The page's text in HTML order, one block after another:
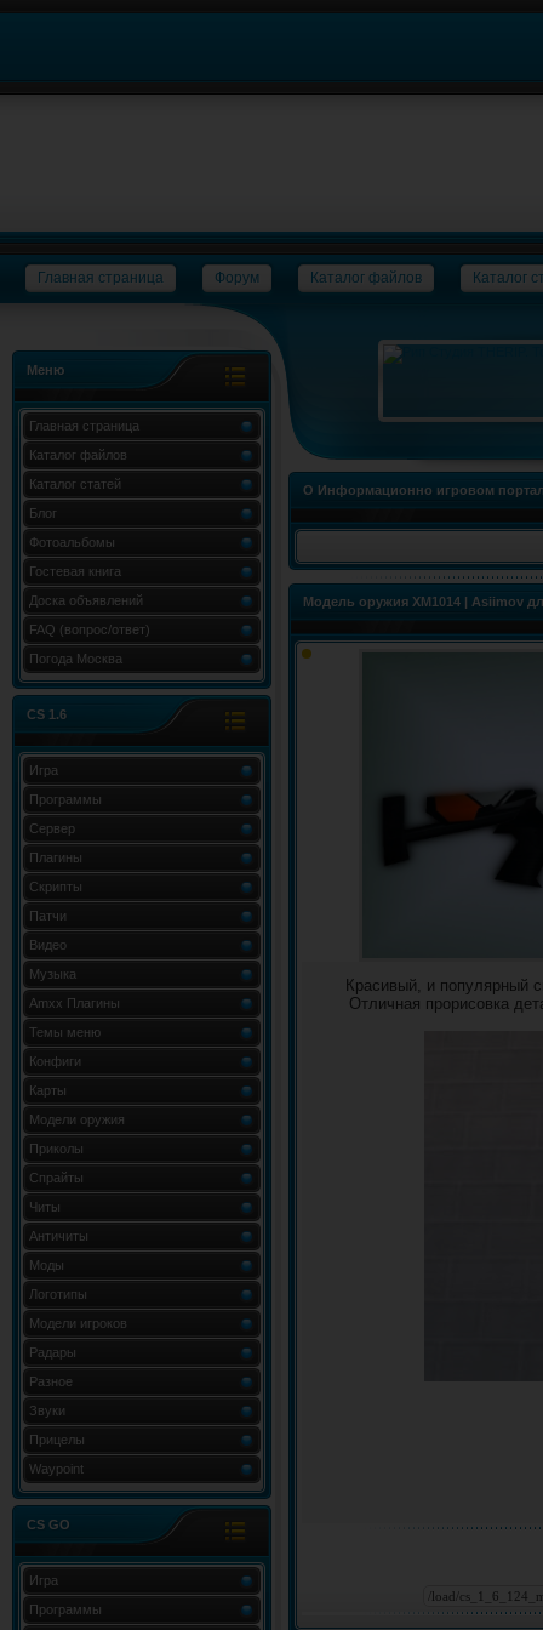
Главная страница Форум Каталог файлов Каталог
Меню
Главная страница
Каталог файлов
Каталог статей
Блог
Фотоальбомы
Гостевая книга
Доска объявлений
FAQ (вопрос/ответ)
Погода Москва
CS 1.6
Игра
Программы
Сервер
Плагины
Скрипты
Патчи
Видео
Музыка
Amxx Плагины
Темы меню
Конфиги
Карты
Модели оружия
Приколы
Спрайты
Читы
Античиты
Моды
Логотипы
Модели игроков
Радары
Разное
Звуки
Прицелы
Waypoint
CS GO
Игра
Программы
О Информационно игровом
Модель оружия XM1014 | Asiimov
Красивый, и популярный
Отличная прорисовка